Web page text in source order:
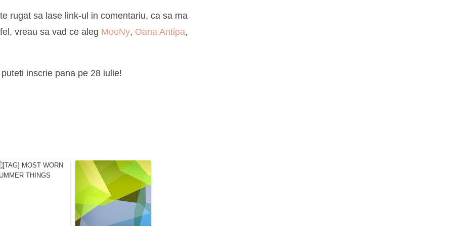
rugat sa lase link-ul in comentariu, ca sa ma
vreau sa vad ce aleg MooNy, Oana Antipa,
inscrie pana pe 28 iulie!